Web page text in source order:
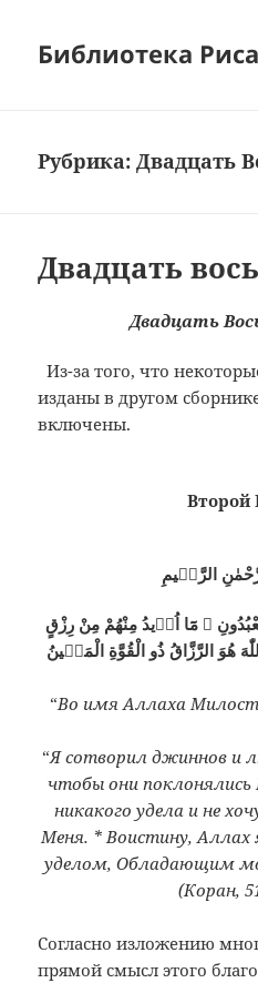
Библиотека
Рубрика:Двадцать
Двадцать
Двадцать
Из-за того, что
изданы в другом
включены.
Второй
الرَّحٖيمِ
۞ مَٓا اُرٖيدُ مِنْهُمْ مِنْ رِزْقٍ
هُوَ الرَّزَّاقُ ذُو الْقُوَّةِ الْمَتٖينُ
“Во имя Аллаха
“Я сотворил джиннов и
чтобы они поклонялись
никакого удела и не
Меня. * Воистину,
уделом, Обладающим
(Коран,
Согласно изложению
прямой смысл этого